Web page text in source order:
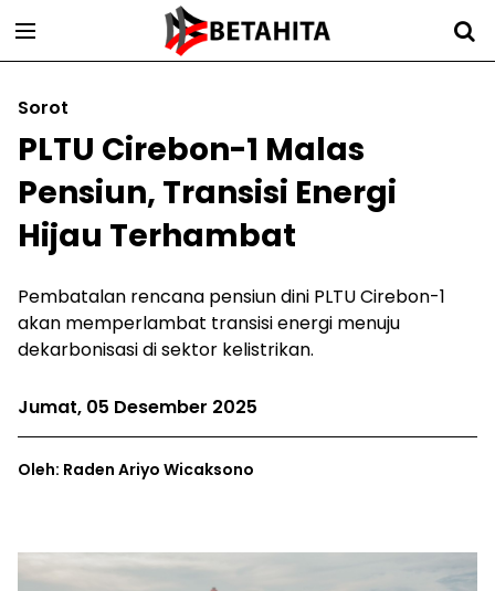
Sorot
PLTU Cirebon-1 Malas
Pensiun, Transisi Energi
Hijau Terhambat
Pembatalan rencana pensiun dini PLTU Cirebon-1
akan memperlambat transisi energi menuju
dekarbonisasi di sektor kelistrikan.
Jumat, 05 Desember 2025
Oleh: Raden Ariyo Wicaksono